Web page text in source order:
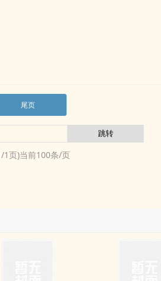
尾页
/1页)当前100条/页